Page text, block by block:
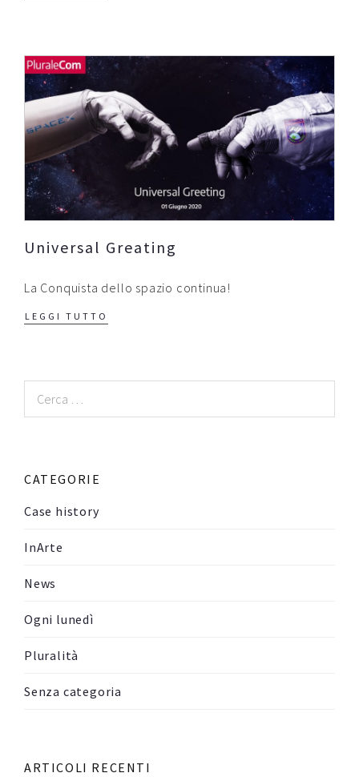
Universal Greating
La Conquista dello spazio continua!
LEGGI TUTTO
per:
CATEGORIE
Case history
InArte
News
Ogni lunedì
Pluralità
Senza categoria
ARTICOLI RECENTI